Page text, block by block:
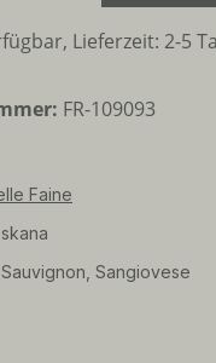
Lieferzeit: 2-5
FR-109093
Faine
Sangiovese